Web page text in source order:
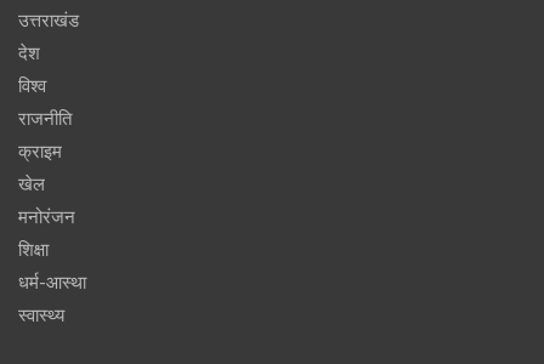
उत्तराखंड
देश
विश्व
राजनीति
क्राइम
खेल
मनोरंजन
शिक्षा
धर्म-आस्था
स्वास्थ्य